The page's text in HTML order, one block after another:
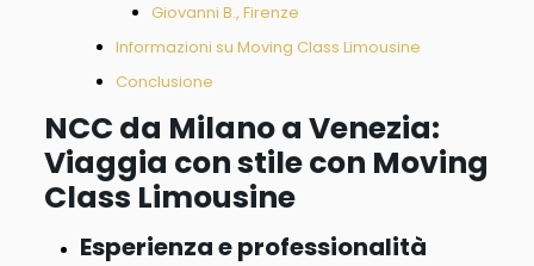
Giovanni B., Firenze
Informazioni su Moving Class Limousine
Conclusione
NCC da Milano a Venezia:
Viaggia con stile con Moving
Class Limousine
Esperienza e professionalità